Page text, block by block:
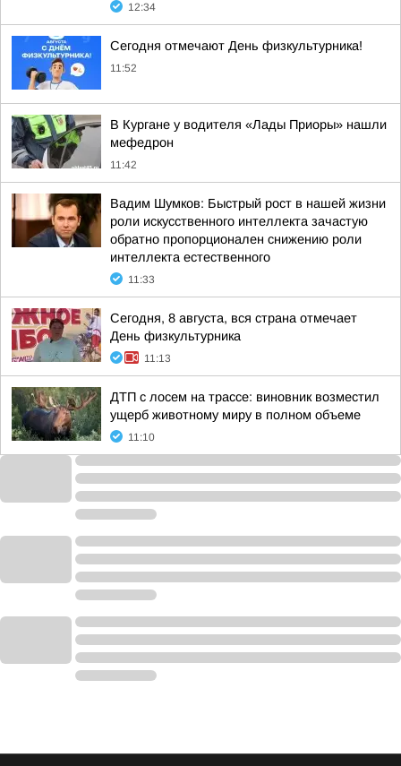
12:34
Сегодня отмечают День физкультурника!
11:52
В Кургане у водителя «Лады Приоры» нашли
мефедрон
11:42
Вадим Шумков: Быстрый рост в нашей жизни
роли искусственного интеллекта зачастую
обратно пропорционален снижению роли
интеллекта естественного
11:33
Сегодня, 8 августа, вся страна отмечает
День физкультурника
11:13
ДТП с лосем на трассе: виновник возместил
ущерб животному миру в полном объеме
11:10